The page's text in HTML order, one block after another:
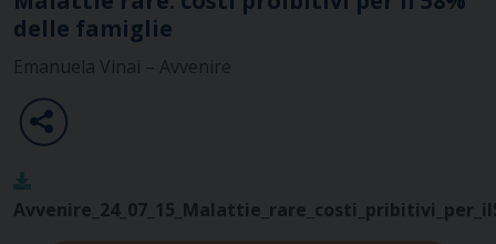
delle famiglie
Emanuela Vinai – Avvenire